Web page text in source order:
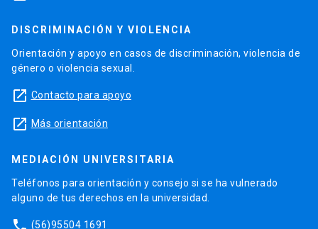
DISCRIMINACIÓN Y VIOLENCIA
Orientación y apoyo en casos de discriminación, violencia de
género o violencia sexual.
launch Contacto para apoyo
launch Más orientación
MEDIACIÓN UNIVERSITARIA
Teléfonos para orientación y consejo si se ha vulnerado
alguno de tus derechos en la universidad.
(56)95504 1691